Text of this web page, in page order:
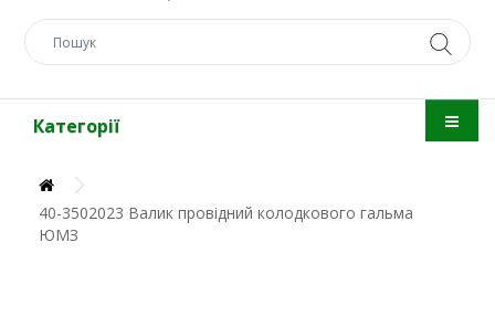
Категорії
40-3502023 Валик провідний колодкового гальма
ЮМЗ